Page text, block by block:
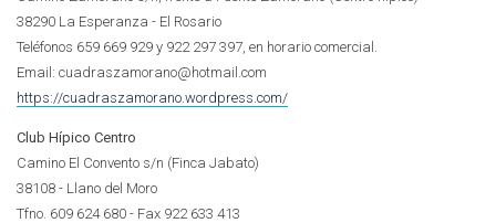
38290 La Esperanza - El Rosario
Teléfonos 659 669 929 y 922 297 397, en horario comercial.
Email: cuadraszamorano@hotmail.com
https://cuadraszamorano.wordpress.com/
Club Hípico Centro
Camino El Convento s/n (Finca Jabato)
38108 - Llano del Moro
Tfno. 609 624 680 - Fax 922 633 413